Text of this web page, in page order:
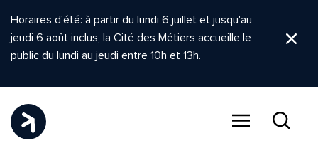
Horaires d'été: à partir du lundi 6 juillet et jusqu'au
jeudi 6 août inclus, la Cité des Métiers accueille le
public du lundi au jeudi entre 10h et 13h.